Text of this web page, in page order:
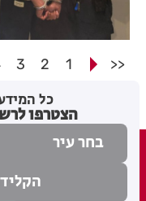
<<
1
2
3
כל
הצטרפו